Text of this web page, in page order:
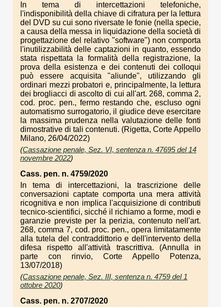
In tema di intercettazioni telefoniche,
l'indisponibilità della chiave di cifratura per la lettura
del DVD su cui sono riversate le fonie (nella specie,
a causa della messa in liquidazione della società di
progettazione del relativo "software") non comporta
l'inutilizzabilità delle captazioni in quanto, essendo
stata rispettata la formalità della registrazione, la
prova della esistenza e dei contenuti dei colloqui
può essere acquisita "aliunde", utilizzando gli
ordinari mezzi probatori e, principalmente, la lettura
dei brogliacci di ascolto di cui all'art. 268, comma 2,
cod. proc. pen., fermo restando che, escluso ogni
automatismo surrogatorio, il giudice deve esercitare
la massima prudenza nella valutazione delle fonti
dimostrative di tali contenuti. (Rigetta, Corte Appello
Milano, 26/04/2022)
(Cassazione penale, Sez. VI, sentenza n. 47695 del 14
novembre 2022)
Cass. pen. n. 4759/2020
In tema di intercettazioni, la trascrizione delle
conversazioni captate comporta una mera attività
ricognitiva e non implica l'acquisizione di contributi
tecnico-scientifici, sicché il richiamo a forme, modi e
garanzie previste per la perizia, contenuto nell'art.
268, comma 7, cod. proc. pen., opera limitatamente
alla tutela del contraddittorio e dell'intervento della
difesa rispetto all'attività trascrittiva. (Annulla in
parte con rinvio, Corte Appello Potenza,
13/07/2018)
(Cassazione penale, Sez. III, sentenza n. 4759 del 1
ottobre 2020)
Cass. pen. n. 2707/2020